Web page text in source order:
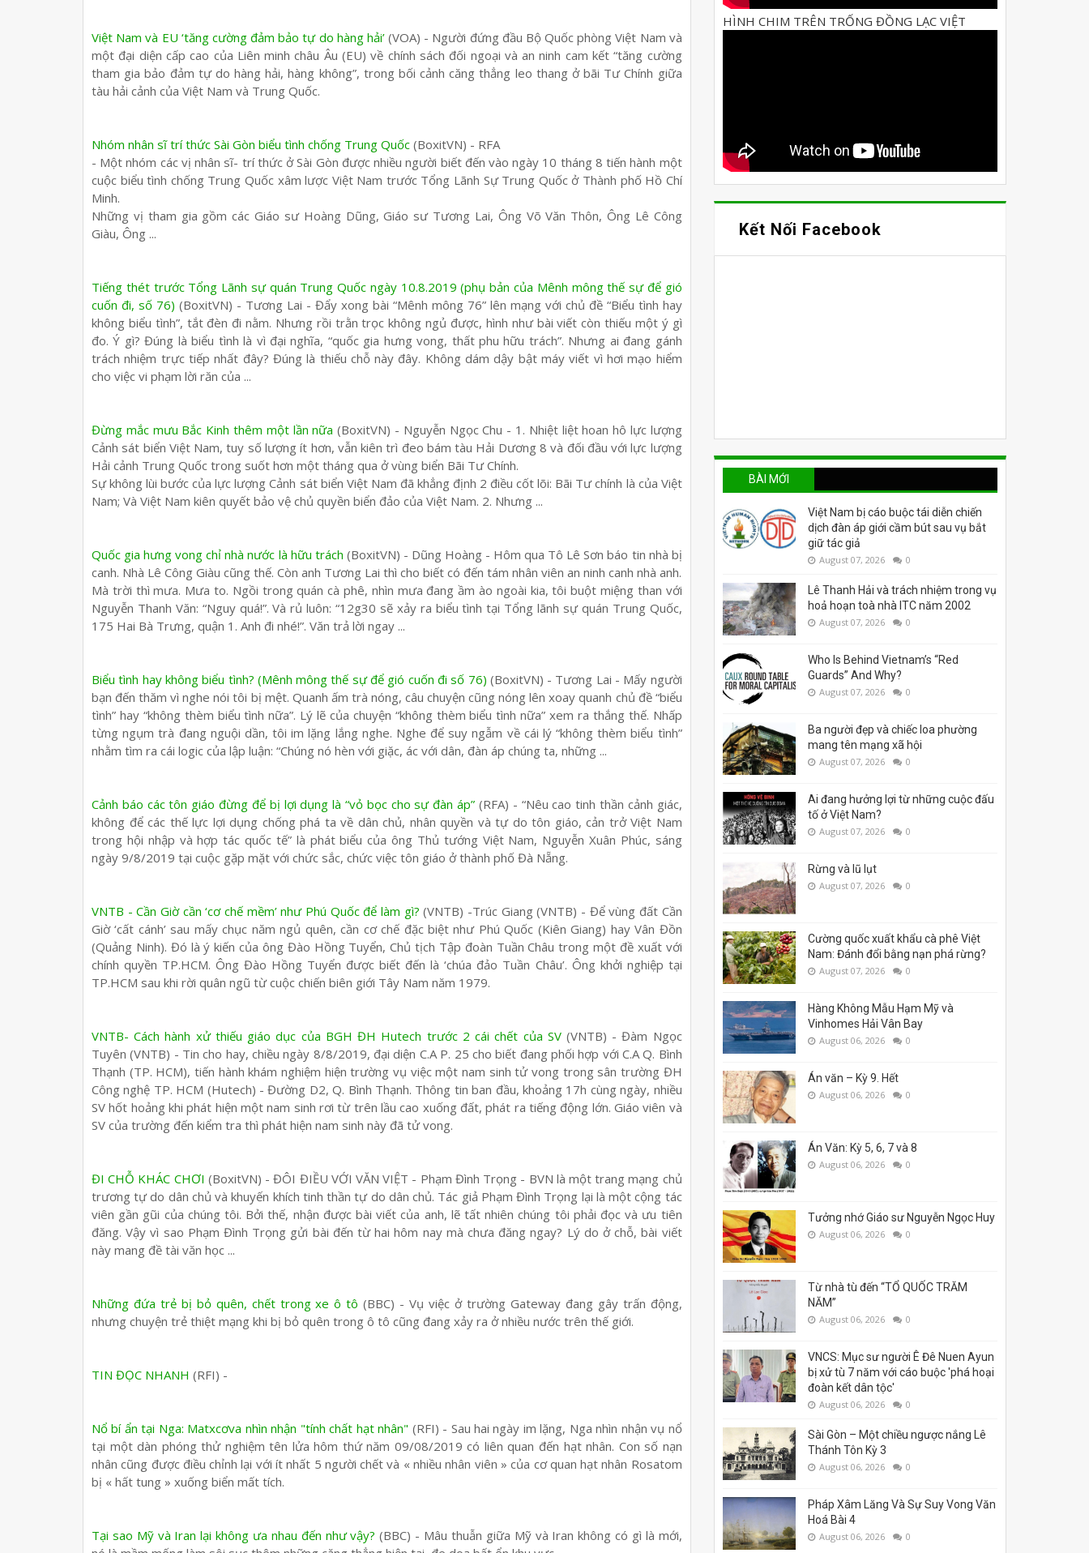
Việt Nam và EU ‘tăng cường đảm bảo tự do hàng hải’(VOA) - Người đứng đầu Bộ Quốc phòng Việt Nam và
một đại diện cấp cao của Liên minh châu Âu (EU) về chính sách đối ngoại và an ninh cam kết “tăng cường
tham gia bảo đảm tự do hàng hải, hàng không”, trong bối cảnh căng thẳng leo thang ở bãi Tư Chính giữa
tàu hải cảnh của Việt Nam và Trung Quốc.
Nhóm nhân sĩ trí thức Sài Gòn biểu tình chống Trung Quốc (BoxitVN) - RFA
- Một nhóm các vị nhân sĩ- trí thức ở Sài Gòn được nhiều người biết đến vào ngày 10 tháng 8 tiến hành một
cuộc biểu tình chống Trung Quốc xâm lược Việt Nam trước Tổng Lãnh Sự Trung Quốc ở Thành phố Hồ Chí
Minh.
Những vị tham gia gồm các Giáo sư Hoàng Dũng, Giáo sư Tương Lai, Ông Võ Văn Thôn, Ông Lê Công
Giàu, Ông ...
Tiếng thét trước Tổng Lãnh sự quán Trung Quốc ngày 10.8.2019 (phụ bản của Mênh mông thế sự để gió
cuốn đi, số 76) (BoxitVN) - Tương Lai - Đẩy xong bài “Mênh mông 76” lên mạng với chủ đề “Biểu tình hay
không biểu tình”, tắt đèn đi nằm. Nhưng rồi trằn trọc không ngủ được, hình như bài viết còn thiếu một ý gì
đo. Ý gì? Đúng là biểu tình là vì đại nghĩa, “quốc gia hưng vong, thất phu hữu trách”. Nhưng ai đang gánh
trách nhiệm trực tiếp nhất đây? Đúng là thiếu chỗ này đây. Không dám dậy bật máy viết vì hơi mạo hiểm
cho việc vi phạm lời răn của ...
Đừng mắc mưu Bắc Kinh thêm một lần nữa (BoxitVN) - Nguyễn Ngọc Chu - 1. Nhiệt liệt hoan hô lực lượng
Cảnh sát biển Việt Nam, tuy số lượng ít hơn, vẫn kiên trì đeo bám tàu Hải Dương 8 và đối đầu với lực lượng
Hải cảnh Trung Quốc trong suốt hơn một tháng qua ở vùng biển Bãi Tư Chính.
Sự không lùi bước của lực lượng Cảnh sát biển Việt Nam đã khẳng định 2 điều cốt lõi: Bãi Tư chính là của Việt
Nam; Và Việt Nam kiên quyết bảo vệ chủ quyền biển đảo của Việt Nam. 2. Nhưng ...
Quốc gia hưng vong chỉ nhà nước là hữu trách (BoxitVN) - Dũng Hoàng - Hôm qua Tô Lê Sơn báo tin nhà bị
canh. Nhà Lê Công Giàu cũng thế. Còn anh Tương Lai thì cho biết có đến tám nhân viên an ninh canh nhà anh.
Mà trời thì mưa. Mưa to. Ngồi trong quán cà phê, nhìn mưa đang ầm ào ngoài kia, tôi buột miệng than với
Nguyễn Thanh Văn: “Nguy quá!”. Và rủ luôn: “12g30 sẽ xảy ra biểu tình tại Tổng lãnh sự quán Trung Quốc,
175 Hai Bà Trưng, quận 1. Anh đi nhé!”. Văn trả lời ngay ...
Biểu tình hay không biểu tình? (Mênh mông thế sự để gió cuốn đi số 76) (BoxitVN) - Tương Lai - Mấy người
bạn đến thăm vì nghe nói tôi bị mệt. Quanh ấm trà nóng, câu chuyện cũng nóng lên xoay quanh chủ đề “biểu
tình” hay “không thèm biểu tình nữa”. Lý lẽ của chuyện “không thèm biểu tình nữa” xem ra thắng thế. Nhấp
từng ngụm trà đang nguội dần, tôi im lặng lắng nghe. Nghe để suy ngẫm về cái lý “không thèm biểu tình”
nhằm tìm ra cái logic của lập luận: “Chúng nó hèn với giặc, ác với dân, đàn áp chúng ta, những ...
Cảnh báo các tôn giáo đừng để bị lợi dụng là “vỏ bọc cho sự đàn áp” (RFA) - “Nêu cao tinh thần cảnh giác,
không để các thế lực lợi dụng chống phá ta về dân chủ, nhân quyền và tự do tôn giáo, cản trở Việt Nam
trong hội nhập và hợp tác quốc tế” là phát biểu của ông Thủ tướng Việt Nam, Nguyễn Xuân Phúc, sáng
ngày 9/8/2019 tại cuộc gặp mặt với chức sắc, chức việc tôn giáo ở thành phố Đà Nẵng.
VNTB - Cần Giờ cần ‘cơ chế mềm’ như Phú Quốc để làm gì? (VNTB) -Trúc Giang (VNTB) - Để vùng đất Cần
Giờ ‘cất cánh’ sau mấy chục năm ngủ quên, cần cơ chế đặc biệt như Phú Quốc (Kiên Giang) hay Vân Đồn
(Quảng Ninh). Đó là ý kiến của ông Đào Hồng Tuyển, Chủ tịch Tập đoàn Tuần Châu trong một đề xuất với
chính quyền TP.HCM. Ông Đào Hồng Tuyển được biết đến là ‘chúa đảo Tuần Châu’. Ông khởi nghiệp tại
TP.HCM sau khi rời quân ngũ từ cuộc chiến biên giới Tây Nam năm 1979.
VNTB- Cách hành xử thiếu giáo dục của BGH ĐH Hutech trước 2 cái chết của SV(VNTB) - Đàm Ngọc
Tuyên (VNTB) - Tin cho hay, chiều ngày 8/8/2019, đại diện C.A P. 25 cho biết đang phối hợp với C.A Q. Bình
Thạnh (TP. HCM), tiến hành khám nghiệm hiện trường vụ việc một nam sinh tử vong trong sân trường ĐH
Công nghệ TP. HCM (Hutech) - Đường D2, Q. Bình Thạnh. Thông tin ban đầu, khoảng 17h cùng ngày, nhiều
SV hốt hoảng khi phát hiện một nam sinh rơi từ trên lầu cao xuống đất, phát ra tiếng động lớn. Giáo viên và
SV của trường đến kiểm tra thì phát hiện nam sinh này đã tử vong.
ĐI CHỖ KHÁC CHƠI (BoxitVN) - ĐÔI ĐIỀU VỚI VĂN VIỆT - Phạm Đình Trọng - BVN là một trang mạng chủ
trương tự do dân chủ và khuyến khích tinh thần tự do dân chủ. Tác giả Phạm Đình Trọng lại là một cộng tác
viên gần gũi của chúng tôi. Bởi thế, nhận được bài viết của anh, lẽ tất nhiên chúng tôi phải đọc và ưu tiên
đăng. Vậy vì sao Phạm Đình Trọng gửi bài đến từ hai hôm nay mà chưa đăng ngay? Lý do ở chỗ, bài viết
này mang đề tài văn học ...
Những đứa trẻ bị bỏ quên, chết trong xe ô tô (BBC) - Vụ việc ở trường Gateway đang gây trấn động,
nhưng chuyện trẻ thiệt mạng khi bị bỏ quên trong ô tô cũng đang xảy ra ở nhiều nước trên thế giới.
TIN ĐỌC NHANH (RFI) -
Nổ bí ẩn tại Nga: Matxcơva nhìn nhận "tính chất hạt nhân" (RFI) - Sau hai ngày im lặng, Nga nhìn nhận vụ nổ
tại một dàn phóng thử nghiệm tên lửa hôm thứ năm 09/08/2019 có liên quan đến hạt nhân. Con số nạn
nhân cũng được điều chỉnh lại với ít nhất 5 người chết và « nhiều nhân viên » của cơ quan hạt nhân Rosatom
bị « hất tung » xuống biển mất tích.
Tại sao Mỹ và Iran lại không ưa nhau đến như vậy? (BBC) - Mâu thuẫn giữa Mỹ và Iran không có gì là mới,
HÌNH CHIM TRÊN TRỐNG ĐỒNG LẠC VIỆT
Kết Nối Facebook
BÀI MỚI
Việt Nam bị cáo buộc tái diễn chiến
dịch đàn áp giới cầm bút sau vụ bắt
giữ tác giả
August 07, 2026 0
Lê Thanh Hải và trách nhiệm trong vụ
hoả hoạn toà nhà ITC năm 2002
August 07, 2026 0
Who Is Behind Vietnam’s “Red
Guards” And Why?
August 07, 2026 0
Ba người đẹp và chiếc loa phường
mang tên mạng xã hội
August 07, 2026 0
Ai đang hưởng lợi từ những cuộc đấu
tố ở Việt Nam?
August 07, 2026 0
Rừng và lũ lụt
August 07, 2026 0
Cường quốc xuất khẩu cà phê Việt
Nam: Đánh đổi bằng nạn phá rừng?
August 07, 2026 0
Hàng Không Mẫu Hạm Mỹ và
Vinhomes Hải Vân Bay
August 06, 2026 0
Án văn – Kỳ 9. Hết
August 06, 2026 0
Án Văn: Kỳ 5, 6, 7 và 8
August 06, 2026 0
Tưởng nhớ Giáo sư Nguyễn Ngọc Huy
August 06, 2026 0
Từ nhà tù đến “TỔ QUỐC TRĂM
NĂM”
August 06, 2026 0
VNCS: Mục sư người Ê Đê Nuen Ayun
bị xử tù 7 năm với cáo buộc 'phá hoại
đoàn kết dân tộc'
August 06, 2026 0
Sài Gòn – Một chiều ngược nắng Lê
Thánh Tôn Kỳ 3
August 06, 2026 0
Pháp Xâm Lăng Và Sự Suy Vong Văn
Hoá Bài 4
August 06, 2026 0